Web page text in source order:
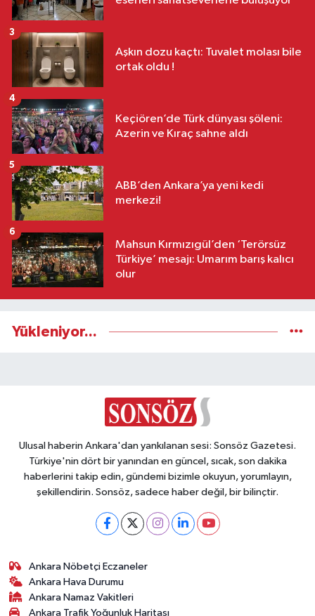
Aşkın dozu kaçtı: Tuvalet molası bile
ortak oldu !
3
Keçiören’de Türk dünyası şöleni:
Azerin ve Kıraç sahne aldı
4
ABB’den Ankara’ya yeni kedi
merkezi!
5
Mahsun Kırmızıgül’den ‘Terörsüz
Türkiye’ mesajı: Umarım barış kalıcı
olur
6
Yükleniyor...
Ulusal haberin Ankara'dan yankılanan sesi: Sonsöz Gazetesi.
Türkiye'nin dört bir yanından en güncel, sıcak, son dakika
haberlerini takip edin, gündemi bizimle okuyun, yorumlayın,
şekillendirin. Sonsöz, sadece haber değil, bir bilinçtir.
Ankara Nöbetçi Eczaneler
Ankara Hava Durumu
Ankara Namaz Vakitleri
Ankara Trafik Yoğunluk Haritası